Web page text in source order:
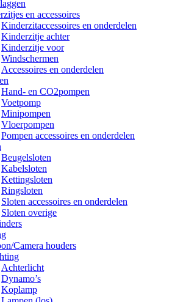
en accessoires
Kinderzitaccessoires en onderdelen
Kinderzitje achter
Kinderzitje voor
Windschermen
Accessoires en onderdelen
Hand- en CO2pompen
Voetpomp
Minipompen
Vloerpompen
Pompen accessoires en onderdelen
Beugelsloten
Kabelsloten
Kettingsloten
Ringsloten
Sloten accessoires en onderdelen
Sloten overige
Camera houders
Achterlicht
Dynamo’s
Koplamp